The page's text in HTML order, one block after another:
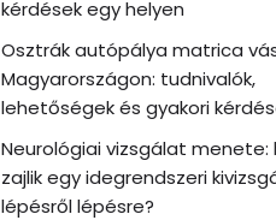
kérdések egy helyen
Osztrák autópálya matrica
Magyarországon: tudnivalók,
lehetőségek és gyakori
Neurológiai vizsgálat menete:
zajlik egy idegrendszeri
lépésről lépésre?